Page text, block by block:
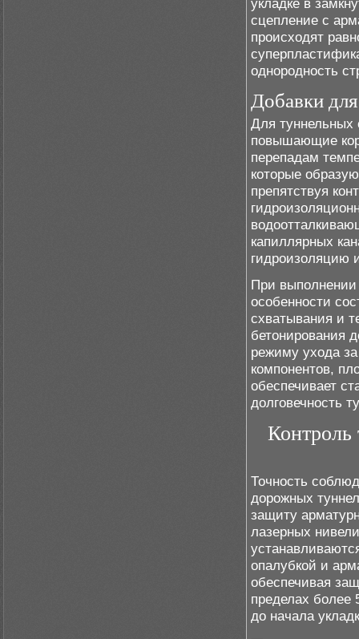
укладке в
сцепление с
происходят
однородность
Добавки
Для
повышающие
перепадам
которые
препятствуя
капиллярных
гидроизоляцию
При выполнении
особенности
схватывания и
бетонирования
режиму ухода
компонентов,
обеспечивает
долговечность
Контроль
Точность
дорожных
защиту
лазерных
опалубкой и
обеспечивая
пределах более
до начала